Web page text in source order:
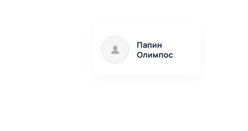
Папин
Олимпос